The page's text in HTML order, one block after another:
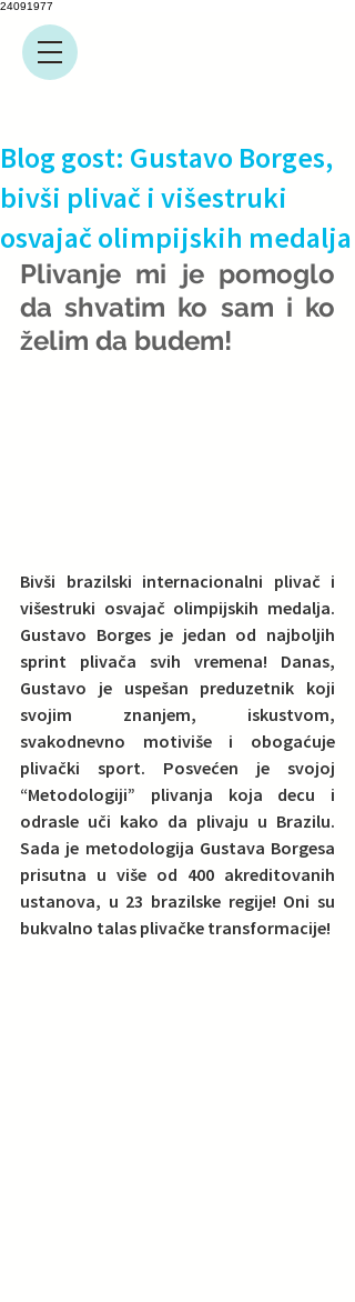
24091977
Blog gost: Gustavo Borges,
bivši plivač i višestruki
osvajač olimpijskih medalja
Plivanje mi je pomoglo
da shvatim ko sam i ko
želim da budem!
Bivši brazilski internacionalni plivač i
višestruki osvajač olimpijskih medalja.
Gustavo Borges je jedan od najboljih
sprint plivača svih vremena! Danas,
Gustavo je uspešan preduzetnik koji
svojim znanjem, iskustvom,
svakodnevno motiviše i obogaćuje
plivački sport. Posvećen je svojoj
“Metodologiji” plivanja koja decu i
Sada je metodologija Gustava Borgesa
prisutna u više od 400 akreditovanih
ustanova, u 23 brazilske regije! Oni su
bukvalno talas plivačke transformacije!